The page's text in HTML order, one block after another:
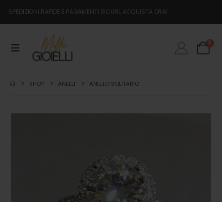
SPEDIZIONI RAPIDE E PAGAMENTI SICURI, ACQUISTA ORA!
0
SHOP ANELLI ANELLO SOLITARIO